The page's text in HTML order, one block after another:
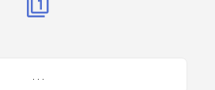
. . .